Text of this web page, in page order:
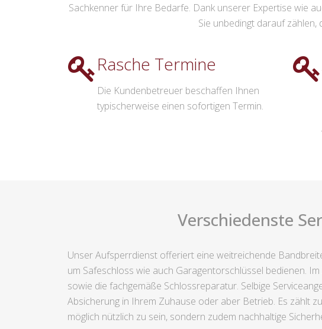
Sachkenner für Ihre Bedarfe. Dank unserer Expertise wie
Sie unbedingt darauf
Rasche Termine
Die Kundenbetreuer beschaffen Ihnen
typischerweise einen sofortigen Termin.
Verschiedenste
Unser Aufsperrdienst offeriert eine weitreichende
um Safeschloss wie auch Garagentorschlüssel bedienen.
sowie die fachgemäße Schlossreparatur. Selbige
Absicherung in Ihrem Zuhause oder aber Betrieb. Es zählt
möglich nützlich zu sein, sondern zudem nachhaltige